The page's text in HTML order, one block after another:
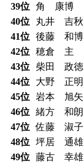
39位
角 康博
40位
丸井 吉秋
41位
後藤 和博
42位
穂倉 主
43位
柴田 政徳
44位
大野 正明
45位
岩本 旭矢
46位
緒方 和朗
47位
佐藤 淑子
48位
坪居 通雄
49位
藤古 幸雄